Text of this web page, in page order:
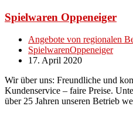
Spielwaren Oppeneiger
Angebote von regionalen
SpielwarenOppeneiger
17. April 2020
Wir über uns: Freundliche und
Kundenservice – faire Preise.
über 25 Jahren unseren Betrieb